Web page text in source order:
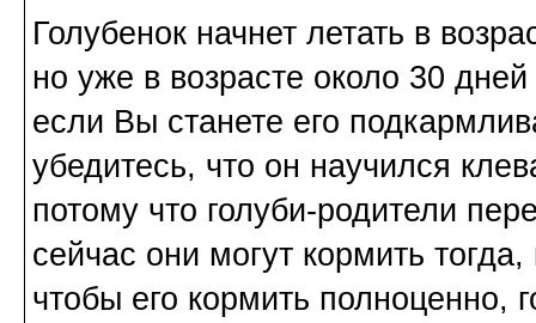
Голубенок начнет летать в
но уже в возрасте около 30
если Вы станете его
убедитесь, что он научился
потому что голуби-родители
сейчас они могут кормить
чтобы его кормить